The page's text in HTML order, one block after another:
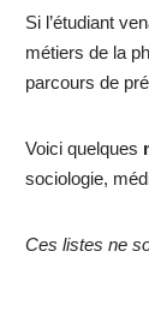
Si l’étudiant
métiers de la
parcours de
Voici quelques
sociologie,
Ces listes ne